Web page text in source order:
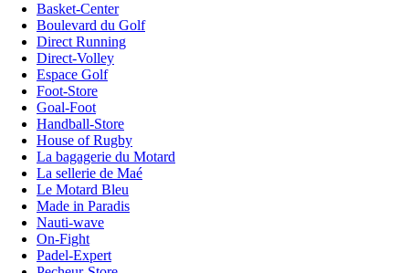
Basket-Center
Boulevard du Golf
Direct Running
Direct-Volley
Espace Golf
Foot-Store
Goal-Foot
Handball-Store
House of Rugby
La bagagerie du Motard
La sellerie de Maé
Le Motard Bleu
Made in Paradis
Nauti-wave
On-Fight
Padel-Expert